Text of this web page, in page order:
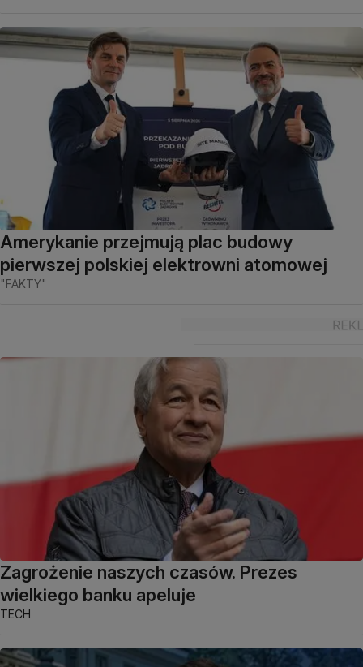
Amerykanie przejmują plac budowy
pierwszej polskiej elektrowni atomowej
"FAKTY"
Zagrożenie naszych czasów. Prezes
wielkiego banku apeluje
TECH